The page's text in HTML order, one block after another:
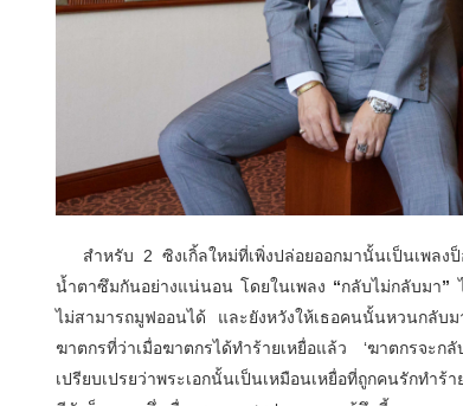
สำหรับ 2 ซิงเกิ้ลใหม่ที่เพิ่งปล่อยออกมานั้นเป็นเพลง
น้ำตาซึมกันอย่างแน่นอน โดยในเพลง “กลับไม่กลับมา”
ไม่สามารถมูฟออนได้ และยังหวังให้เธอคนนั้นหวนกลับม
ฆาตกรที่ว่าเมื่อฆาตกรได้ทำร้ายเหยื่อแล้ว ‘ฆาตกรจะกลั
เปรียบเปรยว่าพระเอกนั้นเป็นเหมือนเหยื่อที่ถูกคนรักทำร้